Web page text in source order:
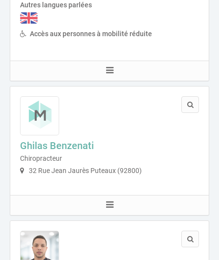
Autres langues parlées
Accès aux personnes à mobilité réduite
Ghilas Benzenati
Chiropracteur
32 Rue Jean Jaurès Puteaux (92800)